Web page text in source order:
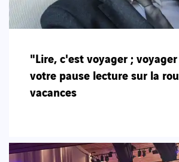
"Lire, c'est voyager ;
votre pause lecture sur la
vacances